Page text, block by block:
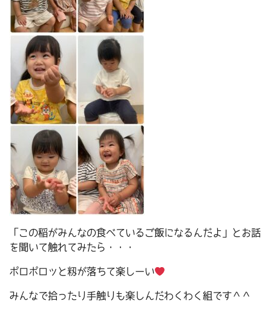
「この稲がみんなの食べているご飯になるんだよ」とお話
を聞いて触れてみたら・・・
ポロポロッと籾が落ちて楽しーい
みんなで拾ったり手触りも楽しんだわくわく組です＾＾